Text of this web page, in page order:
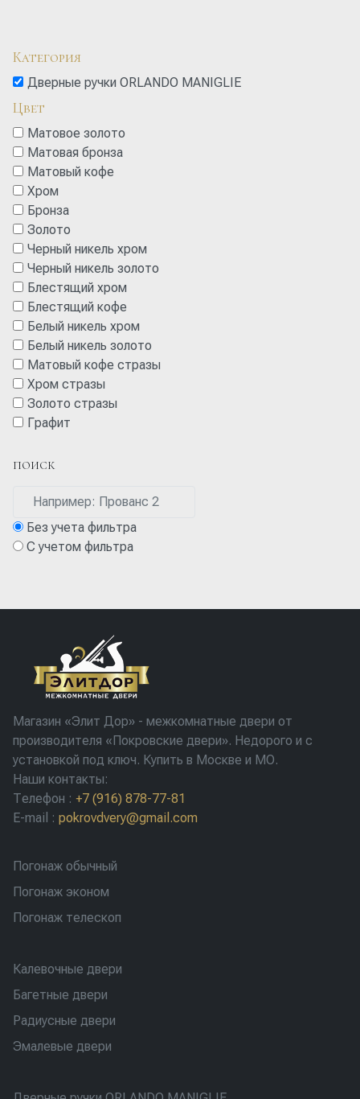
Категория
Дверные ручки ORLANDO MANIGLIE
Цвет
Матовое золото
Матовая бронза
Матовый кофе
Хром
Бронза
Золото
Черный никель хром
Черный никель золото
Блестящий хром
Блестящий кофе
Белый никель хром
Белый никель золото
Матовый кофе стразы
Хром стразы
Золото стразы
Графит
ПОИСК
Без учета фильтра
С учетом фильтра
Магазин «Элит Дор» - межкомнатные двери от
производителя «Покровские двери». Недорого и с
установкой под ключ. Купить в Москве и МО.
Наши контакты:
Телефон : +7 (916) 878-77-81
E-mail : pokrovdvery@gmail.com
Погонаж обычный
Погонаж эконом
Погонаж телескоп
Калевочные двери
Багетные двери
Радиусные двери
Эмалевые двери